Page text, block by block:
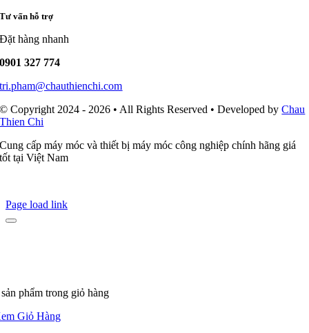
Tư vấn hỗ trợ
Đặt hàng nhanh
0901 327 774
tri.pham@chauthienchi.com
© Copyright 2024 - 2026 • All Rights Reserved • Developed byChau
Thien Chi
Cung cấp máy móc và thiết bị máy móc công nghiệp chính hãng giá
tốt tại Việt Nam
Page load link
phẩm trong giỏ hàng
Giỏ Hàng